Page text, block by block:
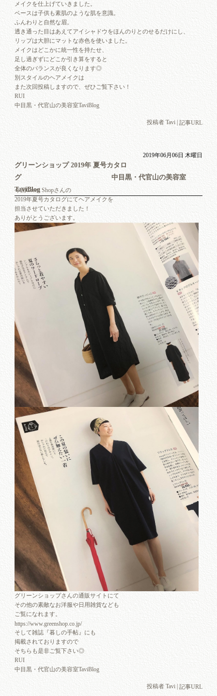
メイクを仕上げていきました。
ベースは子供も素肌のような肌を意識。
ふんわりと自然な眉。
透き通った目はあえてアイシャドウをほんのりとのせるだけにし、
リップは大胆にマットな赤色を使いました。
メイクはどこかに統一性を持たせ、
足し過ぎずにどこか引き算をすると
全体のバランスが良くなります◎
別スタイルのヘアメイクは
また次回投稿しますので、ぜひご覧下さい！
RUI
中目黒・代官山の美容室TaviBlog
投稿者 Tavi | 記事URL
2019年06月06日 木曜日
グリーンショップ 2019年 夏号カタロ
グ 中目黒・代官山の美容室
TaviBlog
今回Green Shopさんの
2019年夏号カタログにてヘアメイクを
担当させていただきました！
ありがとうございます。
グリーンショップさんの通販サイトにて
その他の素敵なお洋服や日用雑貨なども
ご覧になれます。
https://www.greenshop.co.jp/
そして雑誌『暮しの手帖』にも
掲載されておりますので
そちらも是非ご覧下さい◎
RUI
中目黒・代官山の美容室TaviBlog
投稿者 Tavi | 記事URL